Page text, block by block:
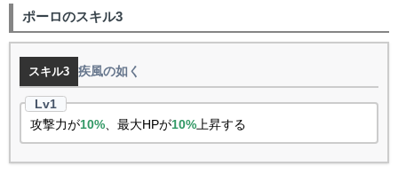
ポーロのスキル3
スキル3 疾風の如く
攻撃力が10%、最大HPが10%上昇する